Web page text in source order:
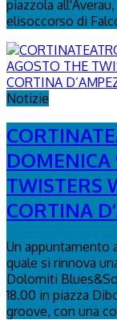
piazzola
elisoccorso di
Notizie
DOMENICA
TWISTERS
CORTINA
Un appuntamento
quale si rinnova
Dolomiti
18.00 in piazza
groove, con una